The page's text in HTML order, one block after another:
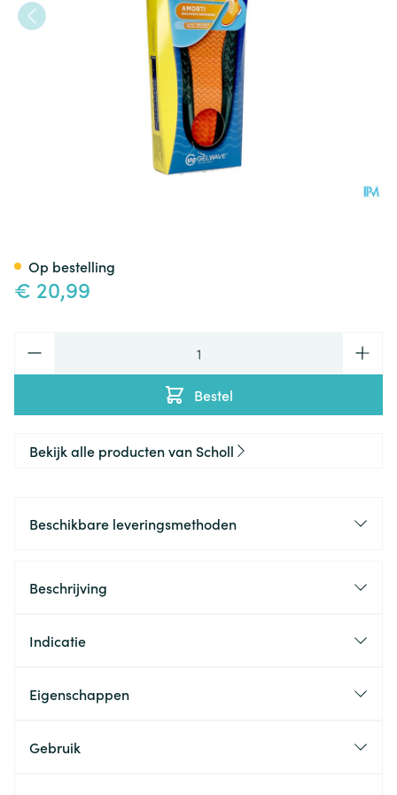
€ 20,99
Bestel
Op bestelling
Bekijk alle producten van Scholl
Beschikbare leveringsmethoden
Beschrijving
Indicatie
Eigenschappen
Gebruik